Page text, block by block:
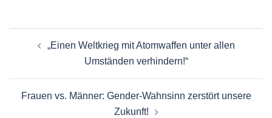
„Einen Weltkrieg mit Atomwaffen unter allen
Umständen verhindern!“
Frauen vs. Männer: Gender-Wahnsinn zerstört unsere
Zukunft!